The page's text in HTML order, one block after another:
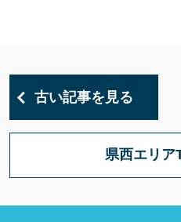
古い記事を見る
県西エリア